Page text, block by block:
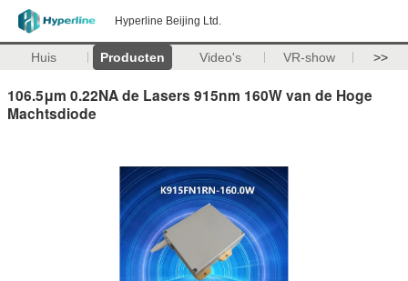
Hyperline Beijing Ltd.
Huis Producten Video's VR-show >>
106.5μm 0.22NA de Lasers 915nm 160W van de Hoge
Machtsdiode